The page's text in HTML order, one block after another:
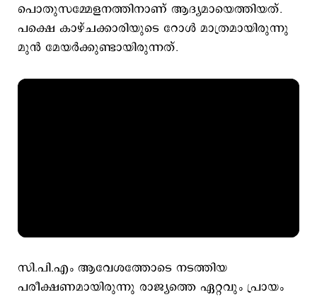
പൊതുസമ്മേളനത്തിനാണ് ആദ്യമായെത്തിയത്.
പക്ഷെ കാഴ്ചക്കാരിയുടെ റോള്‍ മാത്രമായിരുന്നു
മുന്‍ മേയര്‍ക്കുണ്ടായിരുന്നത്.
സി.പി.എം ആവേശത്തോടെ നടത്തിയ
പരീക്ഷണമായിരുന്നു രാജ്യത്തെ ഏറ്റവും പ്രായം